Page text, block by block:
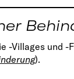
-Villages und
).